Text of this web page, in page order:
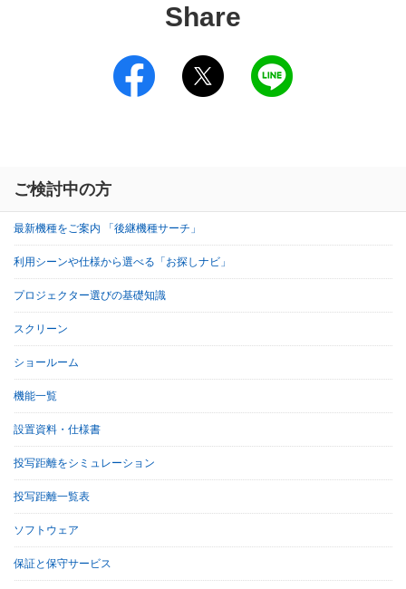
Share
ご検討中の方
最新機種をご案内 「後継機種サーチ」
利用シーンや仕様から選べる「お探しナビ」
プロジェクター選びの基礎知識
スクリーン
ショールーム
機能一覧
設置資料・仕様書
投写距離をシミュレーション
投写距離一覧表
ソフトウェア
保証と保守サービス